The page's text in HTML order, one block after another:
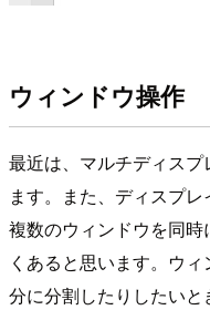
ウィンドウ操作
最近は、マルチディス
ます。また、ディスプレ
複数のウィンドウを同
くあると思います。ウ
分に分割したりしたいと